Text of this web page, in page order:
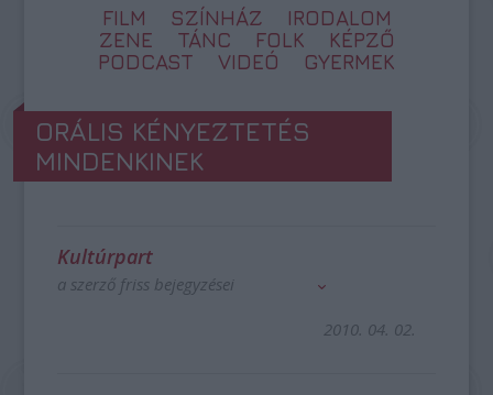
FILM SZÍNHÁZ
IRODALOM
ZENE
TÁNC FOLK
KÉPZŐ
PODCAST
VIDEÓ GYERMEK
ORÁLIS KÉNYEZTETÉS
MINDENKINEK
Kultúrpart
a szerző friss bejegyzései
2010. 04. 02.